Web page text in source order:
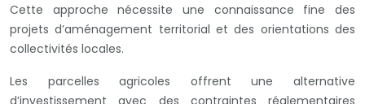
Cette approche nécessite une connaissance fine des
projets d’aménagement territorial et des orientations des
collectivités locales.
Les parcelles agricoles offrent une alternative
d’investissement avec des contraintes réglementaires